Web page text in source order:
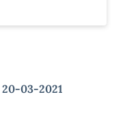
20-03-2021